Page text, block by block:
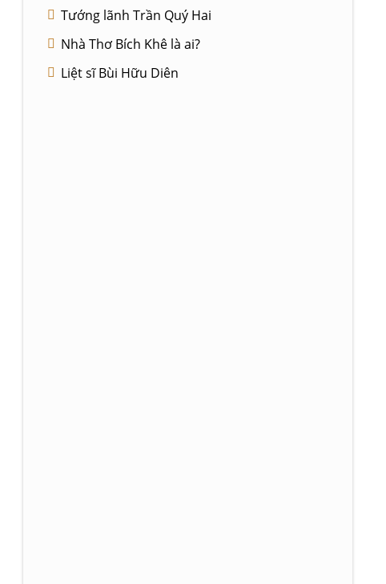
Tướng lãnh Trần Quý Hai
Nhà Thơ Bích Khê là ai?
Liệt sĩ Bùi Hữu Diên